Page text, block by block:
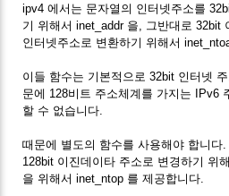
ipv4 에서는 문자열의 인터넷주소를
기 위해서 inet_addr 을, 그반대로 32bit
인터넷주소로 변환하기 위해서
이들 함수는 기본적으로 32bit 인터넷
문에 128비트 주소체계를 가지는 IPv6
할 수 없습니다.
때문에 별도의 함수를 사용해야 합니다
128bit 이진데이타 주소로 변경하기 위
을 위해서 inet_ntop 를 제공합니다.